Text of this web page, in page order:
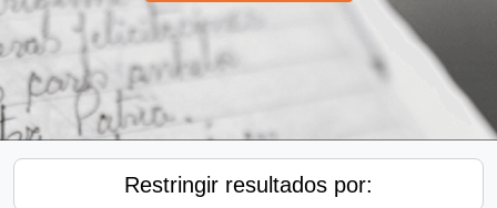
Restringir resultados por: